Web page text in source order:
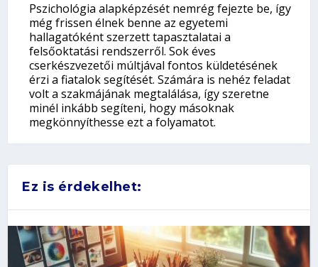
Pszichológia alapképzését nemrég fejezte be, így
még frissen élnek benne az egyetemi
hallagatóként szerzett tapasztalatai a
felsőoktatási rendszerről. Sok éves
cserkészvezetői múltjával fontos küldetésének
érzi a fiatalok segítését. Számára is nehéz feladat
volt a szakmájának megtalálása, így szeretne
minél inkább segíteni, hogy másoknak
megkönnyíthesse ezt a folyamatot.
Ez is érdekelhet: